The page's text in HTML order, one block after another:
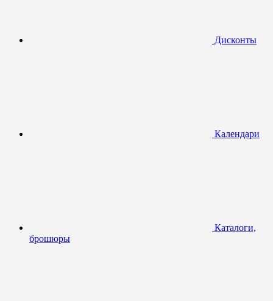
Дисконты
Календари
Каталоги,
брошюры